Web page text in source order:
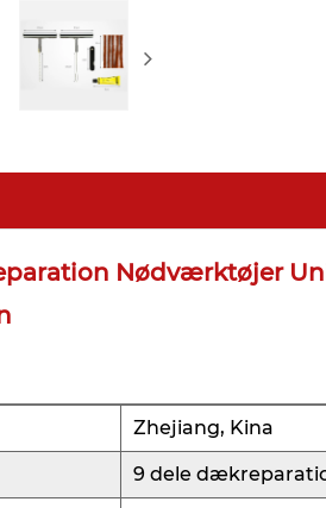
Nødværktøjer
Zhejiang, Kina
9 dele